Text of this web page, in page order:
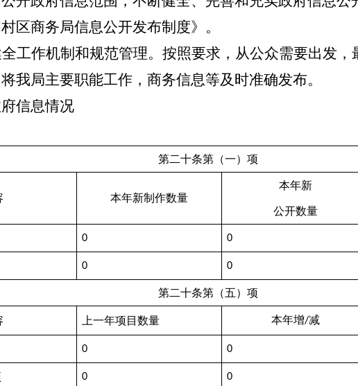
区商务局信息公开发布制度》。
全工作机制和规范管理。按照要求，从公众需要出发
我局主要职能工作，商务信息等及时准确发布。
信息情况
第二十条第（一）项
本年新制作数量
本年新
公开数量
0 0
0 0
第二十条第（五）项
上一年项目数量 本年增/减
0 0
0 0